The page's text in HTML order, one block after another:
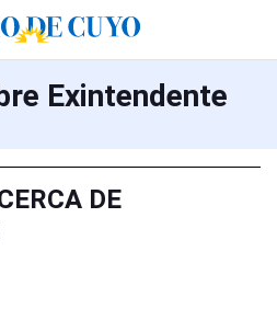
Exintendente
DE